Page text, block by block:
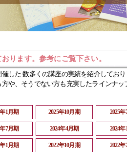
ります。参考にご覧下さい。
した 数多くの講座の実績を紹介してお
や、そうでない方も充実したラインナッ
1月期 2025年10月期 2025
7月期 2024年4月期 2024
1月期 2022年10月期 2022